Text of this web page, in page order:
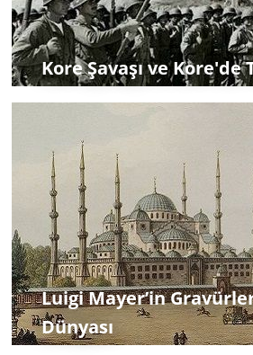
Kore Şavaşı ve Kore'de
Luigi Mayer’in
Dünyası